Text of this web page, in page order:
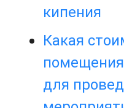
кипения
Какая
для